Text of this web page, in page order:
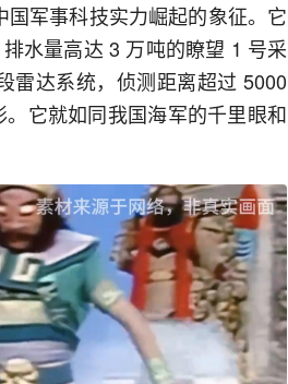
军事科技实力崛起的象征。它
水量高达 3 万吨的瞭望 1 号采
雷达系统，侦测距离超过 5000
它就如同我国海军的千里眼和